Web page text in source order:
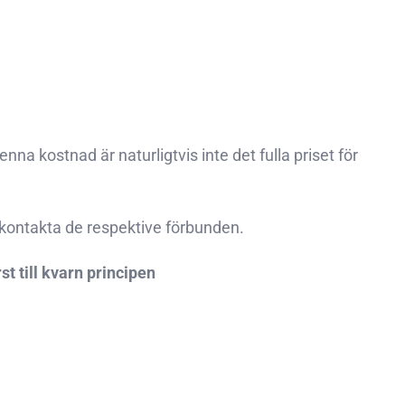
kostnad är naturligtvis inte det fulla priset för
de respektive förbunden.
till kvarn principen